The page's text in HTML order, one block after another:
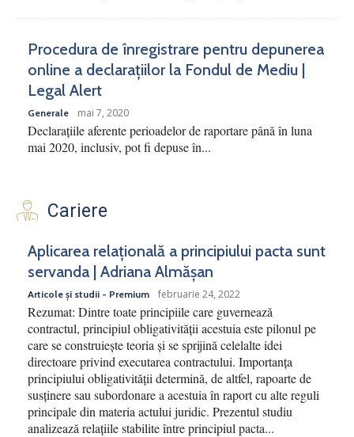
Procedura de înregistrare pentru depunerea
online a declarațiilor la Fondul de Mediu |
Legal Alert
Generale mai 7, 2020
Declarațiile aferente perioadelor de raportare până în luna
mai 2020, inclusiv, pot fi depuse în...
Cariere
Aplicarea relațională a principiului pacta sunt
servanda | Adriana Almășan
Articole și studii - Premium februarie 24, 2022
Rezumat: Dintre toate principiile care guvernează
contractul, principiul obligativității acestuia este pilonul pe
care se construiește teoria și se sprijină celelalte idei
directoare privind executarea contractului. Importanța
principiului obligativității determină, de altfel, rapoarte de
susținere sau subordonare a acestuia în raport cu alte reguli
principale din materia actului juridic. Prezentul studiu
analizează relațiile stabilite între principiul pacta...